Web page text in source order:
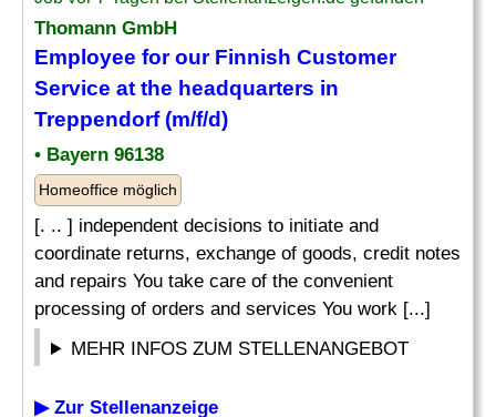
Thomann GmbH
Employee for our Finnish Customer
Service at the headquarters in
Treppendorf (m/f/d)
• Bayern 96138
Homeoffice möglich
[. .. ] independent decisions to initiate and
coordinate returns, exchange of goods, credit notes
and repairs You take care of the convenient
processing of orders and services You work [...]
MEHR INFOS ZUM STELLENANGEBOT
▶ Zur Stellenanzeige